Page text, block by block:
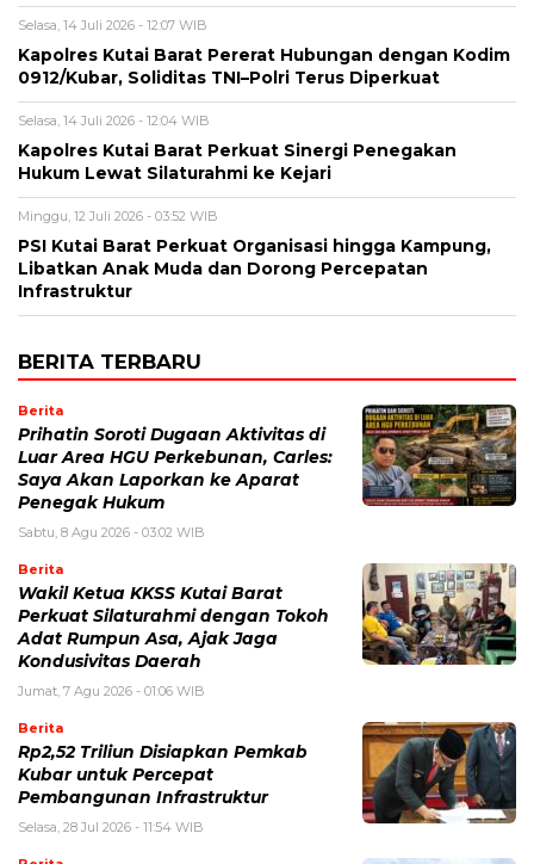
Selasa, 14 Juli 2026 - 12:07 WIB
Kapolres Kutai Barat Pererat Hubungan dengan Kodim
0912/Kubar, Soliditas TNI–Polri Terus Diperkuat
Selasa, 14 Juli 2026 - 12:04 WIB
Kapolres Kutai Barat Perkuat Sinergi Penegakan
Hukum Lewat Silaturahmi ke Kejari
Minggu, 12 Juli 2026 - 03:52 WIB
PSI Kutai Barat Perkuat Organisasi hingga Kampung,
Libatkan Anak Muda dan Dorong Percepatan
Infrastruktur
BERITA TERBARU
Berita
Prihatin Soroti Dugaan Aktivitas di
Luar Area HGU Perkebunan, Carles:
Saya Akan Laporkan ke Aparat
Penegak Hukum
Sabtu, 8 Agu 2026 - 03:02 WIB
Berita
Wakil Ketua KKSS Kutai Barat
Perkuat Silaturahmi dengan Tokoh
Adat Rumpun Asa, Ajak Jaga
Kondusivitas Daerah
Jumat, 7 Agu 2026 - 01:06 WIB
Berita
Rp2,52 Triliun Disiapkan Pemkab
Kubar untuk Percepat
Pembangunan Infrastruktur
Selasa, 28 Jul 2026 - 11:54 WIB